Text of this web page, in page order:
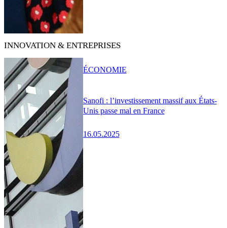
INNOVATION & ENTREPRISES
Sanofi : l’investissement massif aux États-
Unis passe mal en France
16.05.2025
ÉCONOMIE